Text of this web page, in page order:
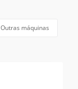
Outras máquinas